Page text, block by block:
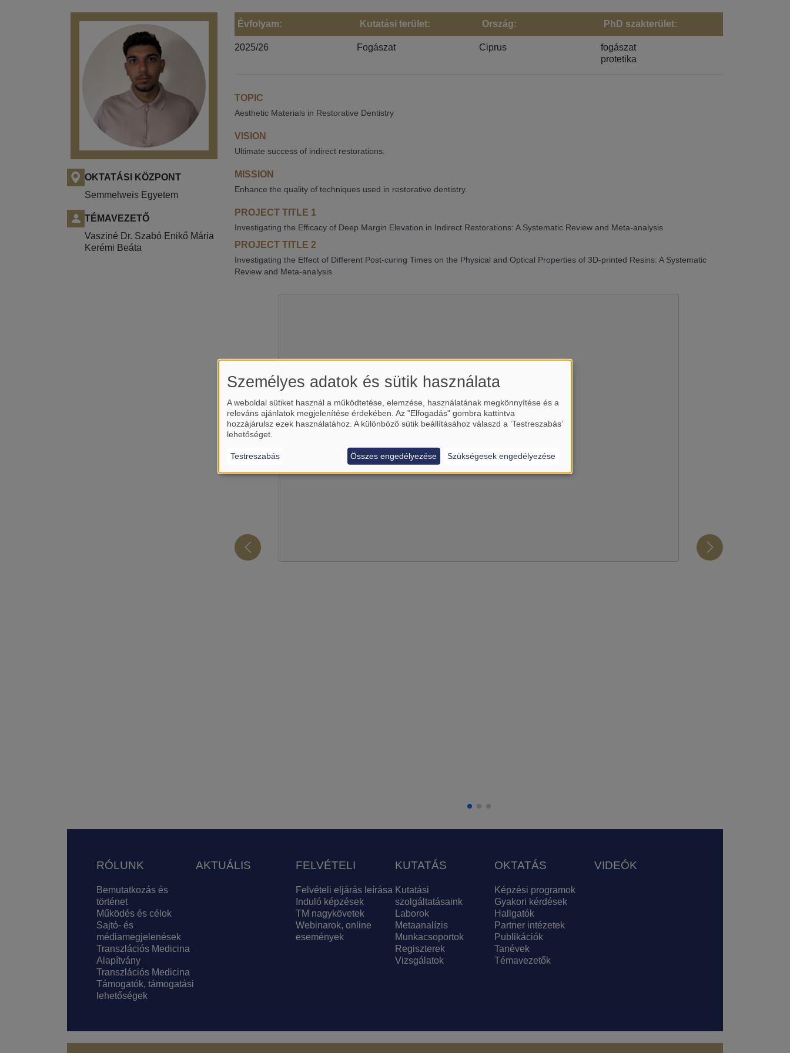
OKTATÁSI KÖZPONT
Semmelweis Egyetem
TÉMAVEZETŐ
Vasziné Dr. Szabó Enikő Mária
Kerémi Beáta
Évfolyam:
2025/26
Kutatási terület:
Fogászat
Ország:
Ciprus
PhD szakterület:
fogászat
protetika
TOPIC
Aesthetic Materials in Restorative Dentistry
VISION
Ultimate success of indirect restorations.
MISSION
Enhance the quality of techniques used in restorative dentistry.
PROJECT TITLE 1
Investigating the Efficacy of Deep Margin Elevation in Indirect Restorations: A Systematic Review and Meta-analysis
PROJECT TITLE 2
Investigating the Effect of Different Post-curing Times on the Physical and Optical Properties of 3D-printed Resins: A Systematic
Review and Meta-analysis
Betölti a(z)YouTubekülső tartalmát?
Igen (csak most)
Manage privacy settings
Lábléc
RÓLUNK
Bemutatkozás és
történet
Működés és célok
Sajtó- és
médiamegjelenések
Transzlációs Medicina
Alapítvány
Transzlációs Medicina
Támogatók, támogatási
lehetőségek
AKTUÁLIS FELVÉTELI
Felvételi eljárás leírása
Induló képzések
TM nagykövetek
Webinarok, online
események
KUTATÁS
Kutatási
szolgáltatásaink
Laborok
Metaanalízis
Munkacsoportok
Regiszterek
Vizsgálatok
OKTATÁS
Képzési programok
Gyakori kérdések
Hallgatók
Partner intézetek
Publikációk
Tanévek
Témavezetők
VIDEÓK
Személyes adatok és sütik használata
A weboldal sütiket használ a működtetése, elemzése, használatának megkönnyítése és a
releváns ajánlatok megjelenítése érdekében. Az "Elfogadás" gombra kattintva
hozzájárulsz ezek használatához. A különböző sütik beállításához válaszd a ’Testreszabás’
lehetőséget.
Testreszabás Szükségesek engedélyezése
Összes engedélyezése